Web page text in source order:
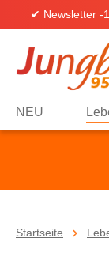
Zur
✔ Newsletter -
NEU
Startseite